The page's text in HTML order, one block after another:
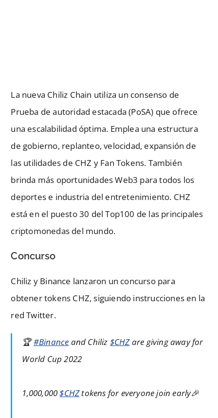
La nueva Chiliz Chain utiliza un consenso de
Prueba de autoridad estacada (PoSA) que ofrece
una escalabilidad óptima. Emplea una estructura
de gobierno, replanteo, velocidad, expansión de
las utilidades de CHZ y Fan Tokens. También
brinda más oportunidades Web3 para todos los
deportes e industria del entretenimiento. CHZ
está en el puesto 30 del Top100 de las principales
criptomonedas del mundo.
Concurso
Chiliz y Binance lanzaron un concurso para
obtener tokens CHZ, siguiendo instrucciones en la
red Twitter.
🏆#Binance and Chiliz $CHZare giving away for
World Cup 2022
1,000,000$CHZtokens for everyone join early🎉